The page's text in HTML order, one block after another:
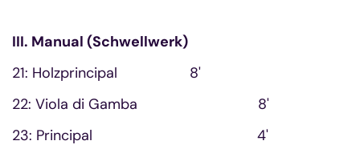
III. Manual (Schwellwerk)
21: Holzprincipal 8'
22: Viola di Gamba 8'
23: Principal 4'